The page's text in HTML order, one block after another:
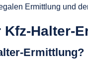
Ermittlung und
Halter-
Ermittlung?